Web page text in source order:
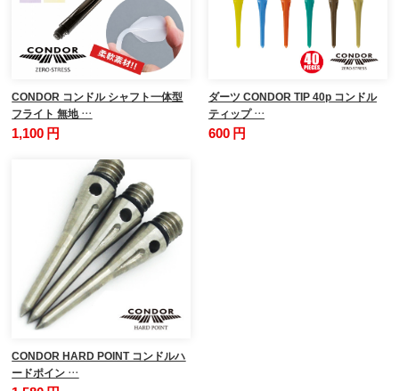
CONDOR コンドル シャフト一体型
フライト 無地 …
1,100 円
ダーツ CONDOR TIP 40p コンドル
ティップ …
600 円
CONDOR HARD POINT コンドルハ
ードポイン …